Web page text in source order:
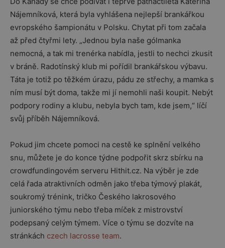
Nájemníková, která byla vyhlášena nejlepší brankářkou
evropského šampionátu v Polsku. Chytat při tom začala
až před čtyřmi lety. „Jednou byla naše gólmanka
nemocná, a tak mi trenérka nabídla, jestli to nechci zkusit
v bráně. Radotínský klub mi pořídil brankářskou výbavu.
Táta je totiž po těžkém úrazu, pádu ze střechy, a mamka s
ním musí být doma, takže mi jí nemohli naši koupit. Nebýt
podpory rodiny a klubu, nebyla bych tam, kde jsem,“ líčí
svůj příběh Nájemníková.
Pokud jim chcete pomoci na cestě ke splnění velkého
snu, můžete je do konce týdne podpořit skrz sbírku na
crowdfundingovém serveru Hithit.cz. Na výběr je zde
celá řada atraktivních odměn jako třeba týmový plakát,
soukromý trénink, tričko Českého lakrosového
juniorského týmu nebo třeba míček z mistrovství
podepsaný celým týmem. Více o týmu se dozvíte na
stránkách czech lacrosse team.